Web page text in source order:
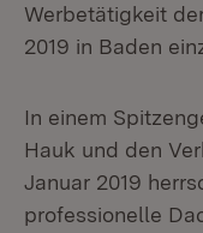
Werbetätigkeit
2019 in Baden
In einem
Hauk und den
Januar 2019
professionelle